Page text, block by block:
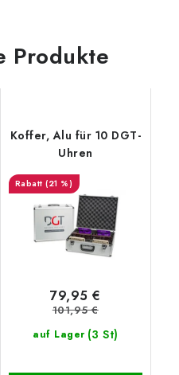
Produkte
Koffer, Alu für 10 DGT-
Uhren
(21 %)
auf Lager (3 St)
79,95 €
101,95 €